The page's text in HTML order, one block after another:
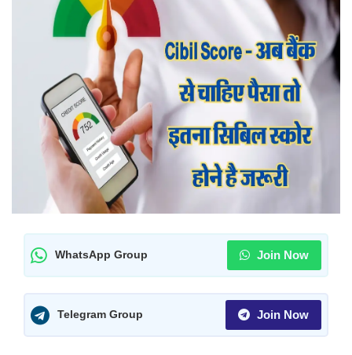
WhatsApp Group Join Now
Telegram Group Join Now